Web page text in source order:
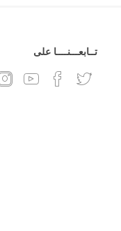
تــابعـــنــــا على